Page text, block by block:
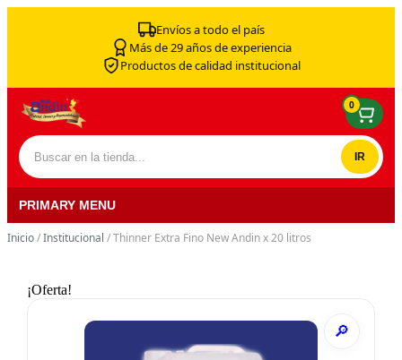
Envíos a todo el país
Más de 29 años de experiencia
Productos de calidad institucional
Buscar por:
0
PRIMARY MENU
Inicio/Institucional / Thinner Extra Fino New Andin x 20 litros
¡Oferta!